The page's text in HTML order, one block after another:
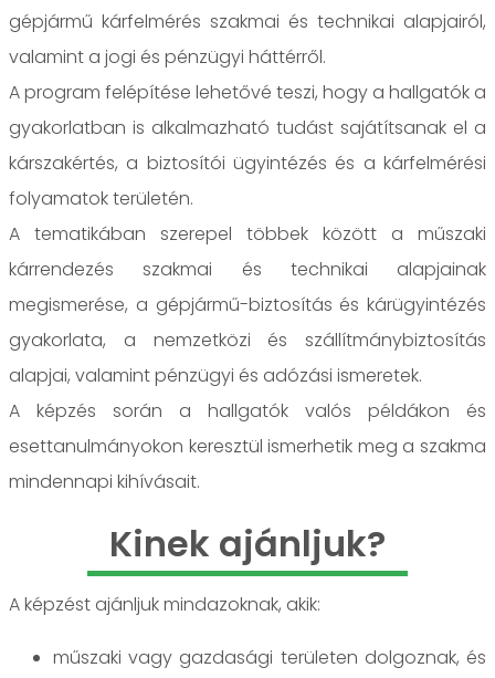
gépjármű kárfelmérés szakmai és technikai alapjairól,
valamint a jogi és pénzügyi háttérről.
A program felépítése lehetővé teszi, hogy a hallgatók a
gyakorlatban is alkalmazható tudást sajátítsanak el a
kárszakértés, a biztosítói ügyintézés és a kárfelmérési
folyamatok területén.
A tematikában szerepel többek között a műszaki
kárrendezés szakmai és technikai alapjainak
megismerése, a gépjármű-biztosítás és kárügyintézés
gyakorlata, a nemzetközi és szállítmánybiztosítás
alapjai, valamint pénzügyi és adózási ismeretek.
A képzés során a hallgatók valós példákon és
esettanulmányokon keresztül ismerhetik meg a szakma
mindennapi kihívásait.
Kinek ajánljuk?
A képzést ajánljuk mindazoknak, akik:
műszaki vagy gazdasági területen dolgoznak, és